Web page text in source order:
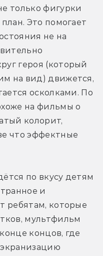
только фигурки
Это помогает
не на
героя (который
на вид) движется,
осколками. По
на фильмы о
колорит,
что эффектные
по вкусу детям
и
ребятам, которые
мультфильм
концов, где